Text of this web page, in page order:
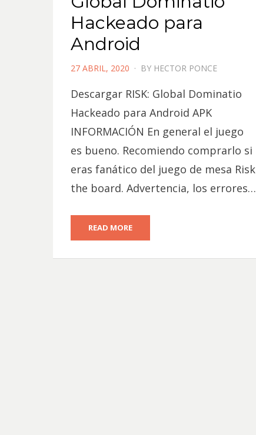
Hackeado para
Android
POSTED
27 ABRIL, 2020 BY HECTOR PONCE
Descargar RISK: Global Dominatio
Hackeado para Android APK
INFORMACIÓN En general el juego
es bueno. Recomiendo comprarlo si
eras fanático del juego de mesa Risk
the board. Advertencia, los errores…
READ MORE